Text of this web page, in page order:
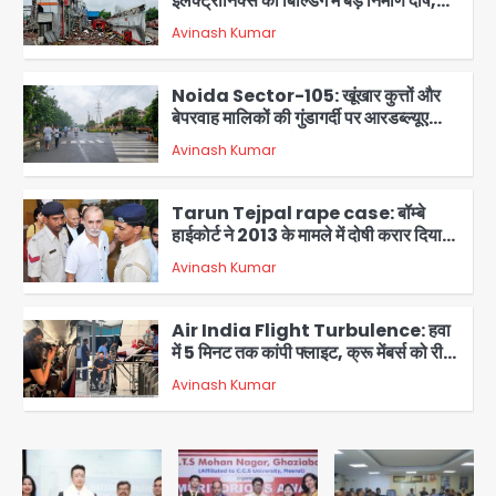
2
कंक्रीट बीम तिरछा; पीडब्ल्यूडी ऑडिट में
चौंकाने वाला खुलासा
Avinash Kumar
3
Noida Sector-105: खूंखार कुत्तों और
बेपरवाह मालिकों की गुंडागर्दी पर आरडब्ल्यूए
अध्यक्ष दिव्य कृष्णात्रेय का करारा हमला,
पुलिस-प्राधिकरण से सख्त कार्रवाई की मांग
Avinash Kumar
4
Tarun Tejpal rape case: बॉम्बे
हाईकोर्ट ने 2013 के मामले में दोषी करार दिया,
10 साल की सजा सुनाई
Avinash Kumar
5
Air India Flight Turbulence: हवा
में 5 मिनट तक कांपी फ्लाइट, क्रू मेंबर्स को रीढ़
की हड्डी में गंभीर चोट; नागरिक उड्डयन मंत्री
पहुंचे अस्पताल
Avinash Kumar
Greater Noida road accident:
तेज रफ्तार कार की टक्कर से बाइक सवार दो